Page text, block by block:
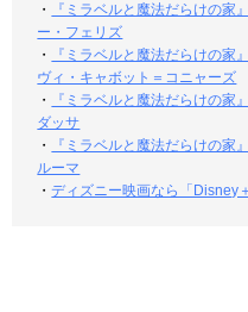
・
『ミラベルと魔法だらけの家
ー・フェリズ
・
『ミラベルと魔法だらけの家
ヴィ・キャボット＝コニャーズ
・
『ミラベルと魔法だらけの家
ダッサ
・
『ミラベルと魔法だらけの家
ルーマ
・ディズニー映画なら「Disney